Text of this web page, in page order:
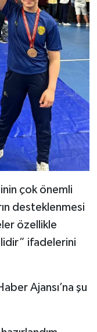
çok önemli
desteklenmesi
özellikle
ifadelerini
Ajansı’na şu